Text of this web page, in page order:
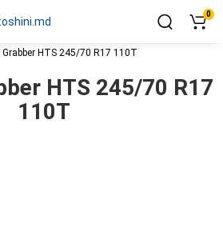
0
Grabber HTS 245/70 R17 110T
HTS 245/70 R17
110T